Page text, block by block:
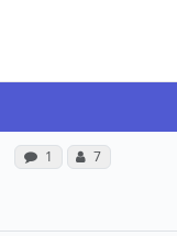
感想投稿（合算）
1 病院への声と
コミュニケー
7 所属医